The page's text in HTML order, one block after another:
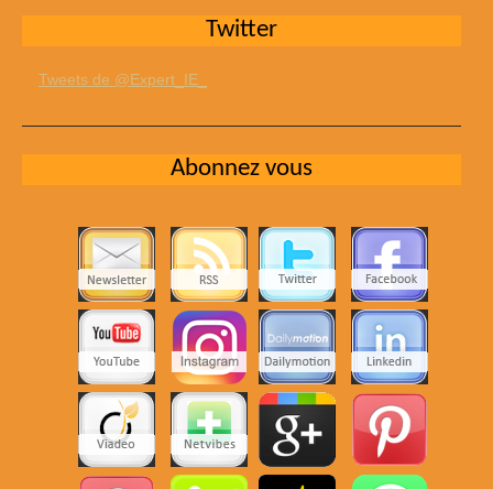
Twitter
Tweets de @Expert_IE_
Abonnez vous